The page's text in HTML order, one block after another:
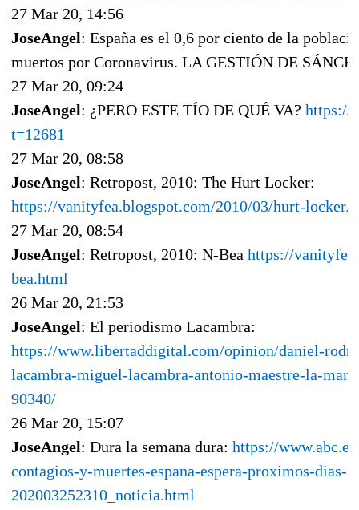
27 Mar 20, 14:56
JoseAngel: España es el 0,6 por ciento de la
muertos por Coronavirus. LA GESTIÓN DE
27 Mar 20, 09:24
JoseAngel: ¿PERO ESTE TÍO DE QUÉ VA? https://
t=12681
27 Mar 20, 08:58
JoseAngel: Retropost, 2010: The Hurt Locker:
https://vanityfea.blogspot.com/2010/03/hurt-
27 Mar 20, 08:54
JoseAngel: Retropost, 2010: N-Bea https://
bea.html
26 Mar 20, 21:53
JoseAngel: El periodismo Lacambra:
https://www.libertaddigital.com/opinion/daniel-
lacambra-miguel-lacambra-antonio-maestre-la-
90340/
26 Mar 20, 15:07
JoseAngel: Dura la semana dura: https://
contagios-y-muertes-espana-espera-proximos-dias-
202003252310_noticia.html